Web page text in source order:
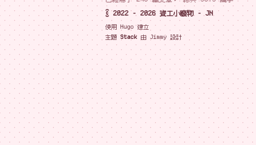
© 2022 - 2026 資工小廢物 - JN
使用 Hugo建立
主題 Stack由 Jimmy設計